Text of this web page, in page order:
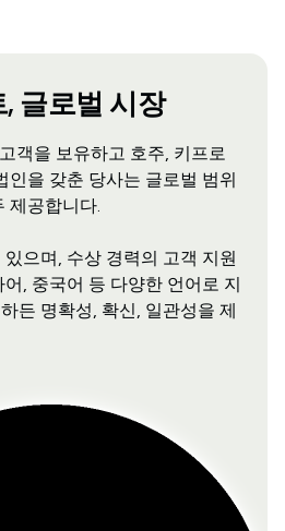
글로벌 시장
객을 보유하고 호주, 키프로
인을 갖춘 당사는 글로벌 범위
제공합니다.
으며, 수상 경력의 고객 지원
, 중국어 등 다양한 언어로 지
든 명확성, 확신, 일관성을 제